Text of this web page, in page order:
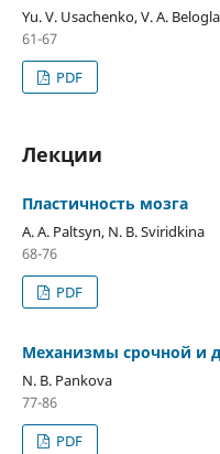
Yu. V. Usachenko, V. A.
61-67
PDF
Лекции
Пластичность мозга
A. A. Paltsyn, N. B. Sviridkina
68-76
PDF
Механизмы срочной и
N. B. Pankova
77-86
PDF